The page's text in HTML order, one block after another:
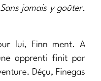
jamais y goûter.
lui, Finn ment. A
apprenti finit par
Déçu, Finegas